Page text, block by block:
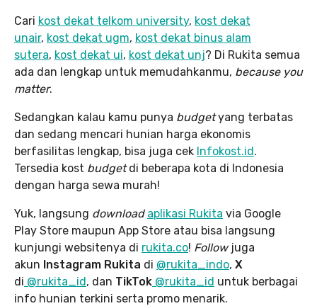
Cari kost dekat telkom university, kost dekat
unair, kost dekat ugm, kost dekat binus alam
sutera, kost dekat ui, kost dekat unj? Di Rukita semua
ada dan lengkap untuk memudahkanmu, because you
matter.
Sedangkan kalau kamu punya budgetyang terbatas
dan sedang mencari hunian harga ekonomis
berfasilitas lengkap, bisa juga cek Infokost.id.
Tersedia kost budgetdi beberapa kota di Indonesia
dengan harga sewa murah!
Yuk, langsung download aplikasi Rukita via Google
Play Store maupun App Store atau bisa langsung
kunjungi websitenya di rukita.co! Followjuga
akun Instagram Rukita di @rukita_indo, X
di @rukita_id, dan TikTok @rukita_id untuk berbagai
info hunian terkini serta promo menarik.